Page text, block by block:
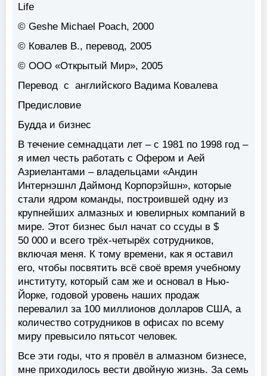
Life
© Geshe Michael Poach, 2000
© Ковалев В., перевод, 2005
© ООО «Открытый Мир», 2005
Перевод с английского Вадима Ковалева
Предисловие
Будда и бизнес
В течение семнадцати лет – с 1981 по 1998 год –
я имел честь работать с Офером и Аей
Азриелантами – владельцами «Андин
Интернэшнл Даймонд Корпорэйшн», которые
стали ядром команды, построившей одну из
крупнейших алмазных и ювелирных компаний в
мире. Этот бизнес был начат со ссуды в $
50 000 и всего трёх-четырёх сотрудников,
включая меня. К тому времени, как я оставил
его, чтобы посвятить всё своё время учебному
институту, который сам же и основал в Нью-
Йорке, годовой уровень наших продаж
перевалил за 100 миллионов долларов США, а
количество сотрудников в офисах по всему
миру превысило пятьсот человек.
Все эти годы, что я провёл в алмазном бизнесе,
мне приходилось вести двойную жизнь. За семь